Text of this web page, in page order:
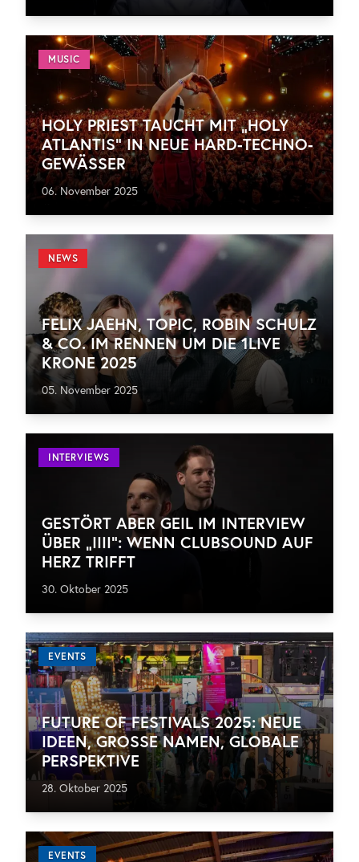
MUSIC
HOLY PRIEST TAUCHT MIT „HOLY
ATLANTIS“ IN NEUE HARD-TECHNO-
GEWÄSSER
06. November 2025
NEWS
FELIX JAEHN, TOPIC, ROBIN SCHULZ
& CO. IM RENNEN UM DIE 1LIVE
KRONE 2025
05. November 2025
INTERVIEWS
GESTÖRT ABER GEIL IM INTERVIEW
ÜBER „IIII“: WENN CLUBSOUND AUF
HERZ TRIFFT
30. Oktober 2025
EVENTS
FUTURE OF FESTIVALS 2025: NEUE
IDEEN, GROSSE NAMEN, GLOBALE P
ERSPEKTIVE
28. Oktober 2025
EVENTS